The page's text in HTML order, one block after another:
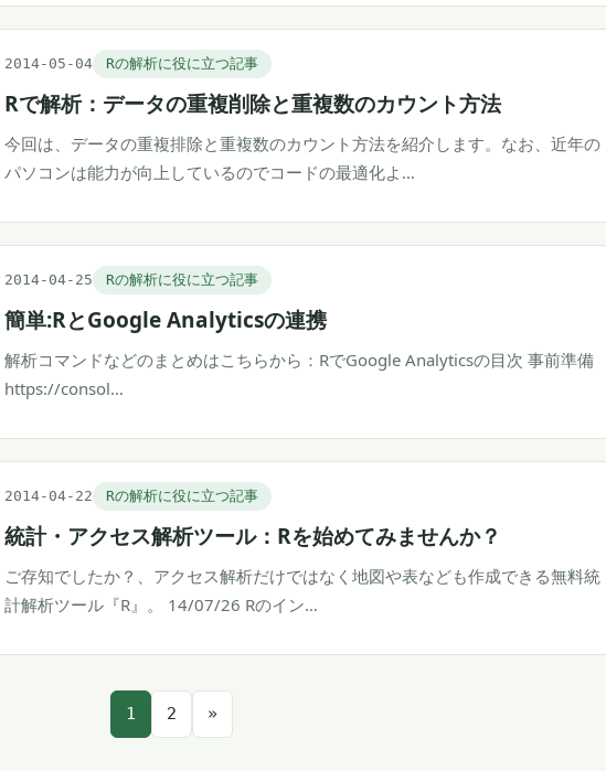
2014-05-04 Rの解析に役に立つ記事
Rで解析：データの重複削除と重複数のカウント方法
今回は、データの重複排除と重複数のカウント方法を紹介します。なお、近年の
パソコンは能力が向上しているのでコードの最適化よ…
2014-04-25 Rの解析に役に立つ記事
簡単:RとGoogle Analyticsの連携
解析コマンドなどのまとめはこちらから：RでGoogle Analyticsの目次 事前準備
https://consol…
2014-04-22 Rの解析に役に立つ記事
統計・アクセス解析ツール：Rを始めてみませんか？
ご存知でしたか？、アクセス解析だけではなく地図や表なども作成できる無料統
計解析ツール『R』。 14/07/26 Rのイン…
投
1 2 »